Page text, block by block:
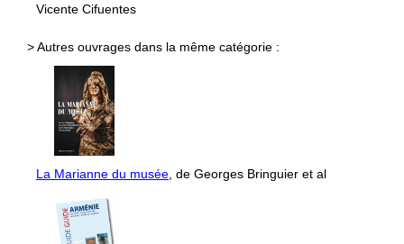
Vicente Cifuentes
> Autres ouvrages dans la même catégorie :
La Marianne du musée , de Georges Bringuier et al